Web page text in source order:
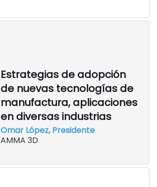
Estrategias de adopción
de nuevas tecnologías de
manufactura, aplicaciones
en diversas industrias
Omar López, Presidente
AMMA 3D